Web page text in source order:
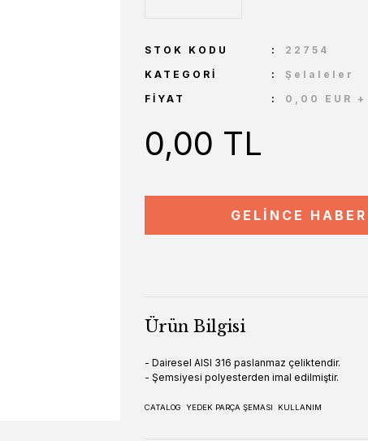
STOK KODU
22754
KATEGORI
Şelaleler
FIYAT
0,00 EUR +
0,00 TL
GELİNCE
Ürün Bilgisi
- Dairesel AISI 316 paslanmaz çeliktendir.
- Şemsiyesi polyesterden imal edilmiştir.
CATALOG YEDEK PARÇA ŞEMASI KULLANIM